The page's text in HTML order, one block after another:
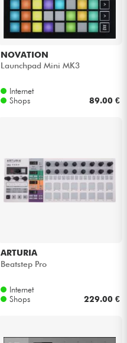
NOVATION
Launchpad Mini MK3
Internet
Shops
89.00 €
ARTURIA
Beatstep Pro
Internet
Shops
229.00 €